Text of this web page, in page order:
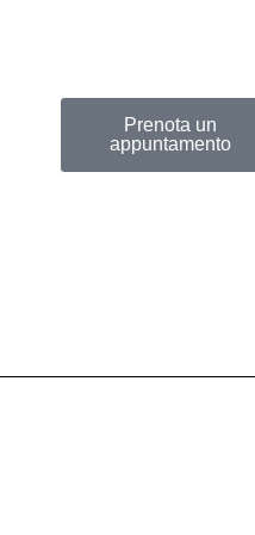
Prenota un
appuntamento